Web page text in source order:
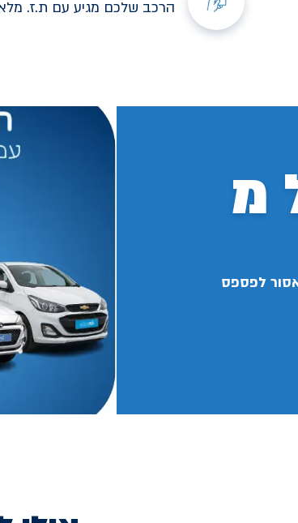
הרכב שלכם מגיע עם ת.ז.
מ
לפספס